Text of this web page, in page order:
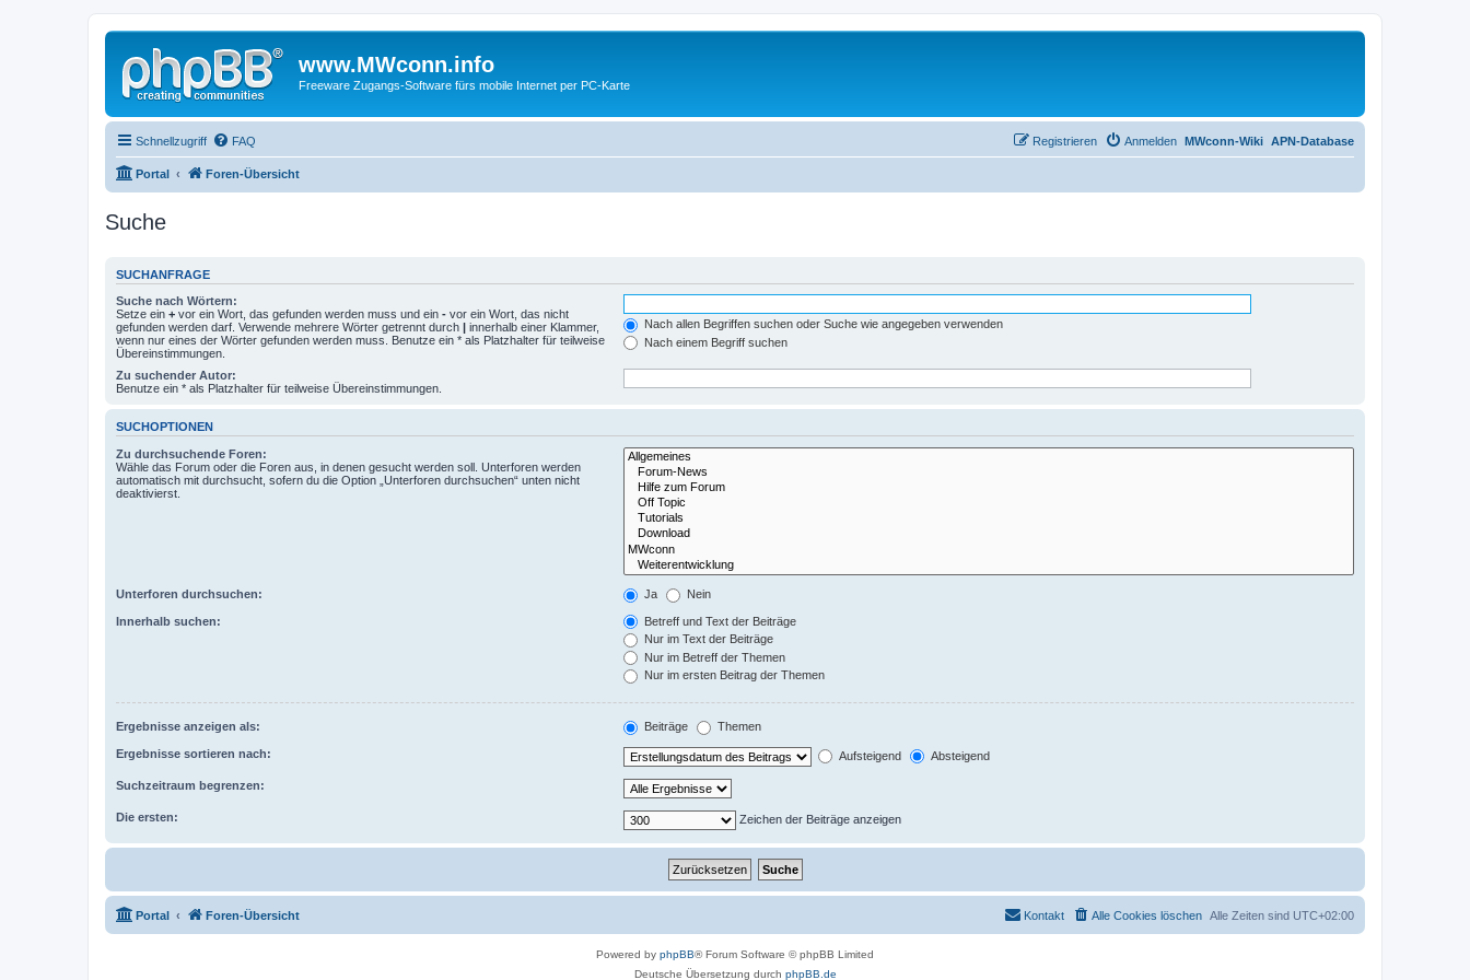
www.MWconn.info
Freeware Zugangs-Software fürs mobile Internet per PC-Karte
Schnellzugriff FAQ APN-Database
MWconn-Wiki
Anmelden
Registrieren
Portal Foren-Übersicht
Suche
SUCHANFRAGE
Suche nach Wörtern:
Setze ein + vor ein Wort, das gefunden werden muss und ein - vor ein Wort, das nicht
gefunden werden darf. Verwende mehrere Wörter getrennt durch | innerhalb einer Klammer,
wenn nur eines der Wörter gefunden werden muss. Benutze ein * als Platzhalter für teilweise
Übereinstimmungen.
Nach allen Begriffen suchen oder Suche wie angegeben verwenden
Nach einem Begriff suchen
Zu suchender Autor:
Benutze ein * als Platzhalter für teilweise Übereinstimmungen.
SUCHOPTIONEN
Zu durchsuchende Foren:
Wähle das Forum oder die Foren aus, in denen gesucht werden soll. Unterforen werden
automatisch mit durchsucht, sofern du die Option „Unterforen durchsuchen“ unten nicht
deaktivierst.
Unterforen durchsuchen: Ja Nein
Innerhalb suchen:
Betreff und Text der Beiträge
Nur im Text der Beiträge
Nur im Betreff der Themen
Nur im ersten Beitrag der Themen
Ergebnisse anzeigen als: Beiträge Themen
Ergebnisse sortieren nach: Aufsteigend Absteigend
Suchzeitraum begrenzen:
Die ersten: Zeichen der Beiträge anzeigen
Portal Foren-Übersicht Alle Zeiten sind UTC+02:00
Alle Cookies löschen
Kontakt
Powered by phpBB® Forum Software © phpBB Limited
Deutsche Übersetzung durch phpBB.de